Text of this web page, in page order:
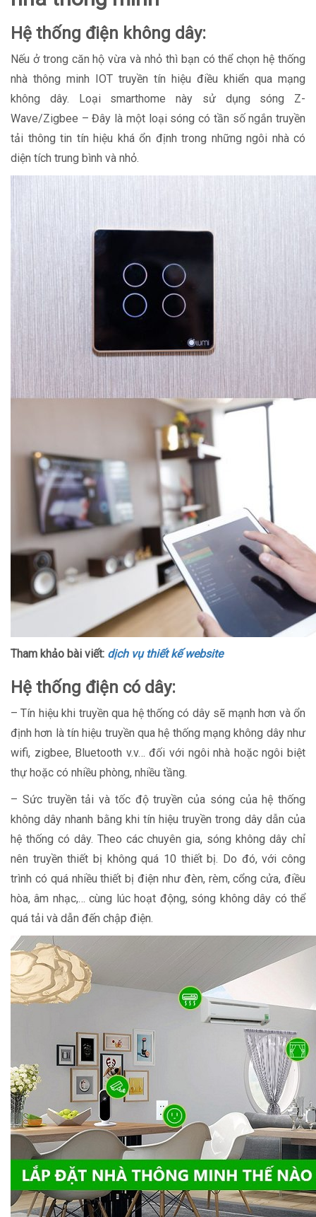
Hệ thống điện không dây:
Nếu ở trong căn hộ vừa và nhỏ thì bạn có thể chọn hệ thống
nhà thông minh IOT truyền tín hiệu điều khiển qua mạng
không dây. Loại smarthome này sử dụng sóng Z-
Wave/Zigbee – Đây là một loại sóng có tần số ngắn truyền
tải thông tin tín hiệu khá ổn định trong những ngôi nhà có
diện tích trung bình và nhỏ.
Tham khảo bài viết: dịch vụ thiết kế website
Hệ thống điện có dây:
– Tín hiệu khi truyền qua hệ thống có dây sẽ mạnh hơn và ổn
định hơn là tín hiệu truyền qua hệ thống mạng không dây như
wifi, zigbee, Bluetooth v.v… đối với ngôi nhà hoặc ngôi biệt
thự hoặc có nhiều phòng, nhiều tầng.
– Sức truyền tải và tốc độ truyền của sóng của hệ thống
không dây nhanh bằng khi tín hiệu truyền trong dây dẫn của
hệ thống có dây. Theo các chuyên gia, sóng không dây chỉ
nên truyền thiết bị không quá 10 thiết bị. Do đó, với công
trình có quá nhiều thiết bị điện như đèn, rèm, cổng cửa, điều
hòa, âm nhạc,… cùng lúc hoạt động, sóng không dây có thể
quá tải và dẫn đến chập điện.